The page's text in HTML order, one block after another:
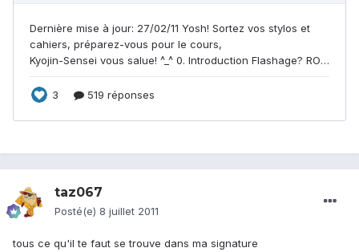
taz067
Posté(e) 8 juillet 2011
tous ce qu'il te faut se trouve dans ma signature